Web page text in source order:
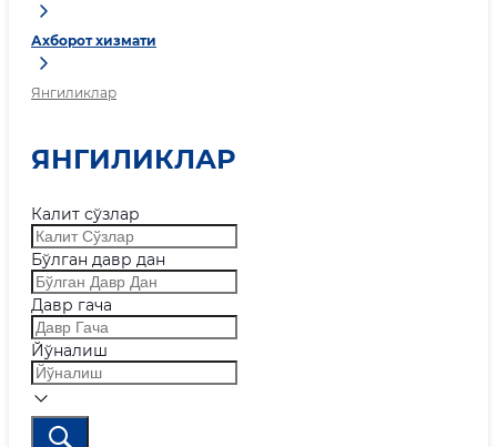
Ахборот хизмати
Янгиликлар
ЯНГИЛИКЛАР
Калит сўзлар
Бўлган давр дан
Давр гача
Йўналиш